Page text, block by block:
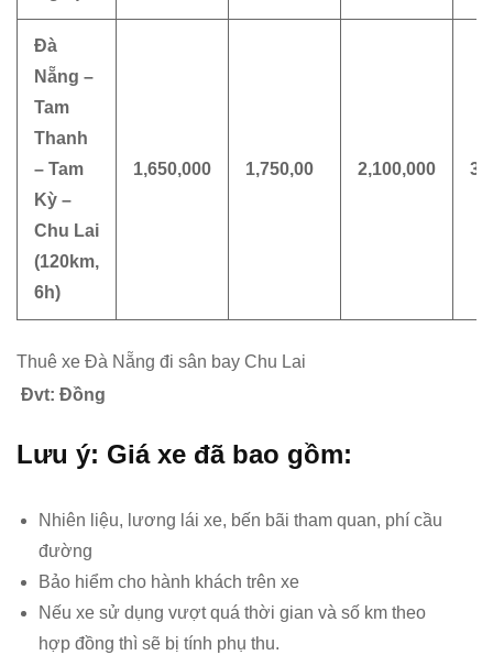
Đà
Nẵng –
Tam
Thanh
– Tam
Kỳ –
Chu Lai
(120km,
6h)
1,650,000 1,750,00 2,100,000
Thuê xe Đà Nẵng đi sân bay Chu Lai
Đvt: Đồng
Lưu ý: Giá xe đã bao gồm:
Nhiên liệu, lương lái xe, bến bãi tham quan, phí cầu
đường
Bảo hiểm cho hành khách trên xe
Nếu xe sử dụng vượt quá thời gian và số km theo
hợp đồng thì sẽ bị tính phụ thu.